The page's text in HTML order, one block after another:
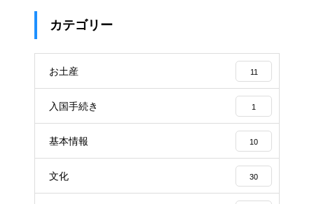
カテゴリー
お土産 11
入国手続き 1
基本情報 10
文化 30